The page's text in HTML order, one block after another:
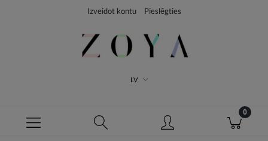
Izveidot kontu Pieslēgties
LV